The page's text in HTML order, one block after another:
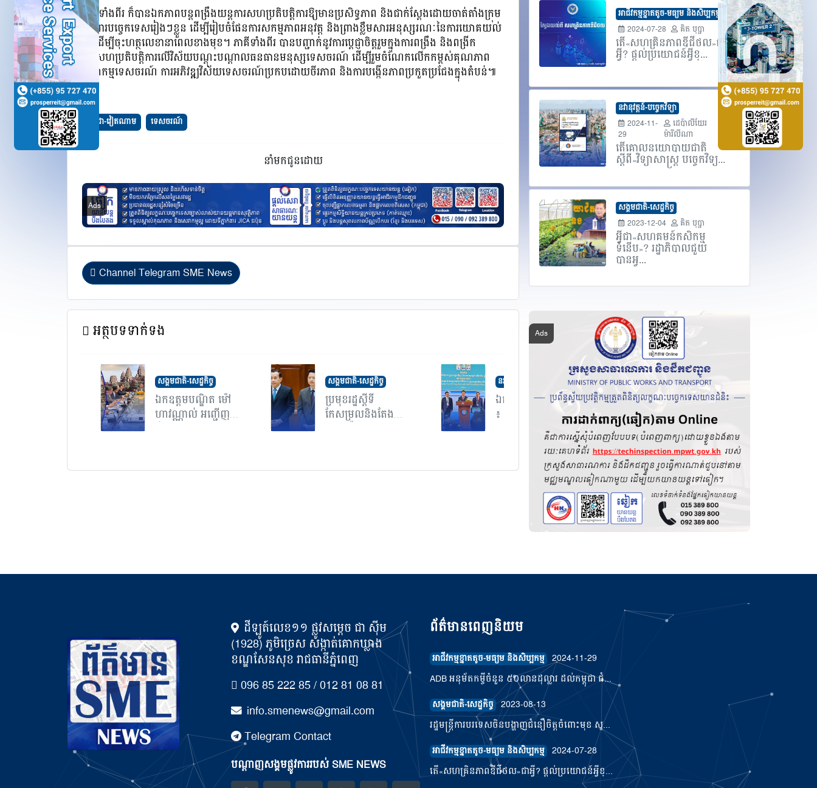
ភាគីទាំងពីរ ក៏បានឯកភាពបន្តពង្រឹងយន្តការសហប្រតិបត្តិការឱ្យមានប្រសិទ្ធភាព និងជាក់ស្តែងដោយចាត់តាំងក្រុម
ការងារបច្ចេកទេសរៀងៗខ្លួន ដើម្បីរៀបចំផែនការសកម្មភាពអនុវត្ត និងព្រាងខ្លឹមសារអនុស្សរណៈនៃការយោគយល់
គ្នា ដើម្បីចុះហត្ថលេខានាពេលខាងមុខ​។ ភាគីទាំងពីរ បានបញ្ជាក់នូវការប្តេជ្ញាចិត្តរួមក្នុងការពង្រឹង និងពង្រីក
កិច្ចសហប្រតិបត្តិការលើវិស័យបណ្តុះបណ្តាលធនធានមនុស្សទេសចរណ៍ ដើម្បីរួមចំណែកលើកកម្ពស់គុណភាព
សេវាកម្មទេសចរណ៍ ការអភិវឌ្ឍវិស័យទេសចរណ៍ប្រកបដោយចីរភាព និងការបង្កើនភាពប្រកួតប្រជែងក្នុងតំបន់៕
កម្ពុជា-វៀតណាម ទេសចរណ៍
នាំមកជូនដោយ
Channel Telegram SME News
អត្ថបទទាក់ទង
សង្គមជាតិ-សេដ្ឋកិច្ច
ឯកឧត្តមបណ្ឌិត ម៉ៅ
ហាវណ្ណាល់ អញ្ជើញ
សង្គមជាតិ-សេដ្ឋកិច្ច
ប្រមុខរដ្ឋស្តីទី
កែសម្រួលនិងតែង
នវានុវត្តន៍-បច្ចេកវិទ្យា
ឯកឧត្តម ហែម វណ្ណឌី
៖ ការដាក់បញ្ចូល «ប...
សង្គមជាតិ-សេដ្ឋកិច្ច
ឯកឧត្តម ស៊ុន
ចាន់ថុល លើកទឹកចិត្ត
ឱ្យមា...
អាជីវកម្មខ្នាតតូច-មធ្យម និងសិប្បកម្ម
2024-07-28
គិត បុប្ផា
តើ«សហគ្រិនភាពឌីជីថល»ជា
អ្វី? ផ្តល់ប្រយោជន៍អ្វីខ្...
នវានុវត្តន៍-បច្ចេកវិទ្យា
2024-11-
29
ដេប៉ាលីយែរ
ម៉ារីលីណា
តើគោលនយោបាយជាតិ
ស្តីពី«វិទ្យាសាស្ត្រ បច្ចេកវិទ្យ...
សង្គមជាតិ-សេដ្ឋកិច្ច
2023-12-04
គិត បុប្ផា
អ្វីជា«សហគមន៍កសិកម្ម
ទំនើប»? រដ្ឋាភិបាលជួយ
បានអ្វ...
ដីឡូត៍លេខ១១ ផ្លូវសម្តេច ជា ស៊ីម
(1928) ភូមិច្រេស សង្កាត់គោកឃ្លាង
ខណ្ឌសែនសុខ រាជធានីភ្នំពេញ
096 85 222 85 / 012 81 08 81
info.smenews@gmail.com
Telegram Contact
បណ្ដាញសង្គមផ្លូវការរបស់ SME NEWS
ព័ត៌មានពេញនិយម
អាជីវកម្មខ្នាតតូច-មធ្យម និងសិប្បកម្ម 2024-11-29
ADB អនុម័តកម្ចីចំនួន ៥០លានដុល្លារ ដល់កម្ពុជា ជំ...
សង្គមជាតិ-សេដ្ឋកិច្ច 2023-08-13
រដ្ឋមន្រ្តីការបរទេសចិនបង្ហាញជំនឿចិត្តចំពោះមុខ ស...
អាជីវកម្មខ្នាតតូច-មធ្យម និងសិប្បកម្ម 2024-07-28
តើ«សហគ្រិនភាពឌីជីថល»ជាអ្វី? ផ្តល់ប្រយោជន៍អ្វីខ្...